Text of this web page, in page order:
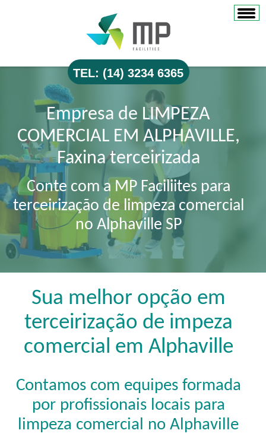
TEL: (14) 3234 6365
Empresa de LIMPEZA
COMERCIAL EM ALPHAVILLE,
Faxina terceirizada
Conte com a MP Faciliites para
terceirização de limpeza comercial
no Alphaville SP
Sua melhor opção em
terceirização de impeza
comercial em Alphaville
Contamos com equipes formada
por profissionais locais para
limpeza comercial no Alphaville